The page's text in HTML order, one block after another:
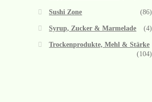
Sushi Zone (86)
Syrup, Zucker & Marmelade (4)
Trockenprodukte, Mehl & Stärke
(104)